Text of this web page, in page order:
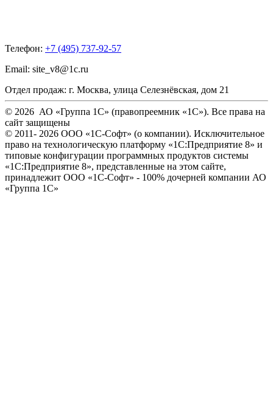
Телефон: +7 (495) 737-92-57
Email: site_v8@1c.ru
Отдел продаж: г. Москва, улица Селезнёвская, дом 21
© 2026 АО «Группа 1С» (правопреемник «1С»). Все права на
сайт защищены
© 2011- 2026 ООО «1С-Софт» (о компании). Исключительное
право на технологическую платформу «1С:Предприятие 8» и
типовые конфигурации программных продуктов системы
«1С:Предприятие 8», представленные на этом сайте,
принадлежит ООО «1С-Софт» - 100% дочерней компании АО
«Группа 1С»